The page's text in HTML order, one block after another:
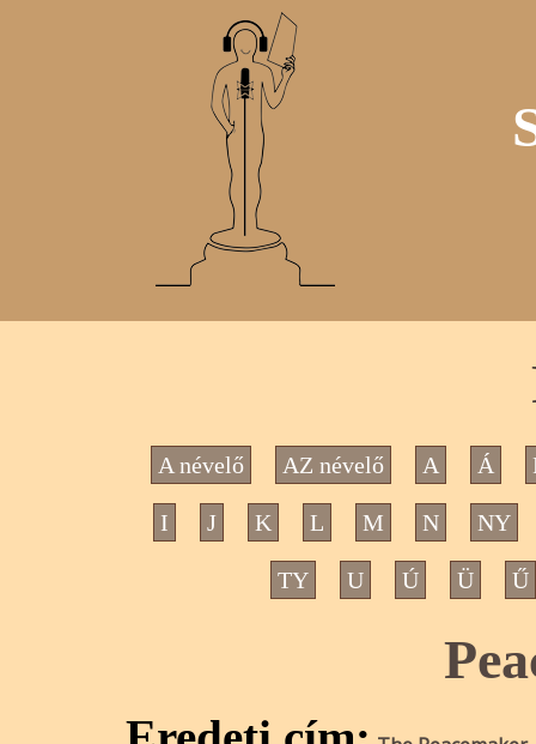
A névelő AZ névelő A Á
I J K L M N NY
TY U Ú Ü Ű